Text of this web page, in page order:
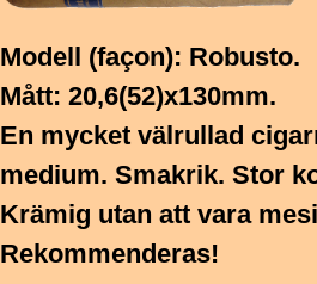
Modell (façon): Robusto.
Mått: 20,6(52)x130mm.
En mycket välrullad
medium. Smakrik. Stor
Krämig utan att vara
Rekommenderas!